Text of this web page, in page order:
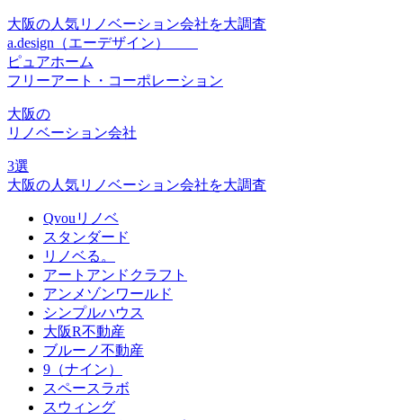
大阪の人気リノベーション会社を大調査
a.design（エーデザイン）
ピュアホーム
フリーアート・コーポレーション
大阪の
リノベーション会社
3選
大阪の人気リノベーション会社を大調査
Qvouリノベ
スタンダード
リノベる。
アートアンドクラフト
アンメゾンワールド
シンプルハウス
大阪R不動産
ブルーノ不動産
9（ナイン）
スペースラボ
スウィング